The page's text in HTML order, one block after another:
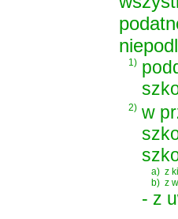
1)
2) w
a) z
b) z
- z